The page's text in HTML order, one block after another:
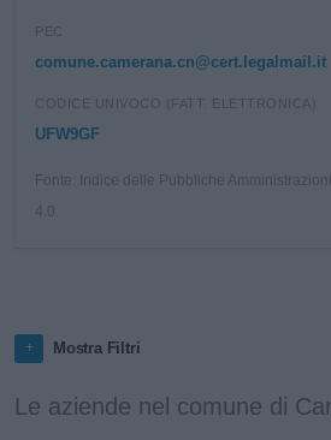
PEC
comune.camerana.cn@cert.legalmail.it
CODICE UNIVOCO (FATT. ELETTRONICA)
UFW9GF
Fonte: Indice delle Pubbliche
Mostra Filtri
Le aziende nel comune di